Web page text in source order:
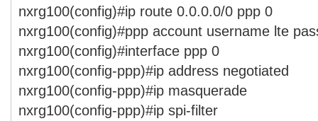
nxrg100(config)#ip route 0.0.0.0/0 ppp 0
nxrg100(config)#ppp account username lte
nxrg100(config)#interface ppp 0
nxrg100(config-ppp)#ip address negotiated
nxrg100(config-ppp)#ip masquerade
nxrg100(config-ppp)#ip spi-filter